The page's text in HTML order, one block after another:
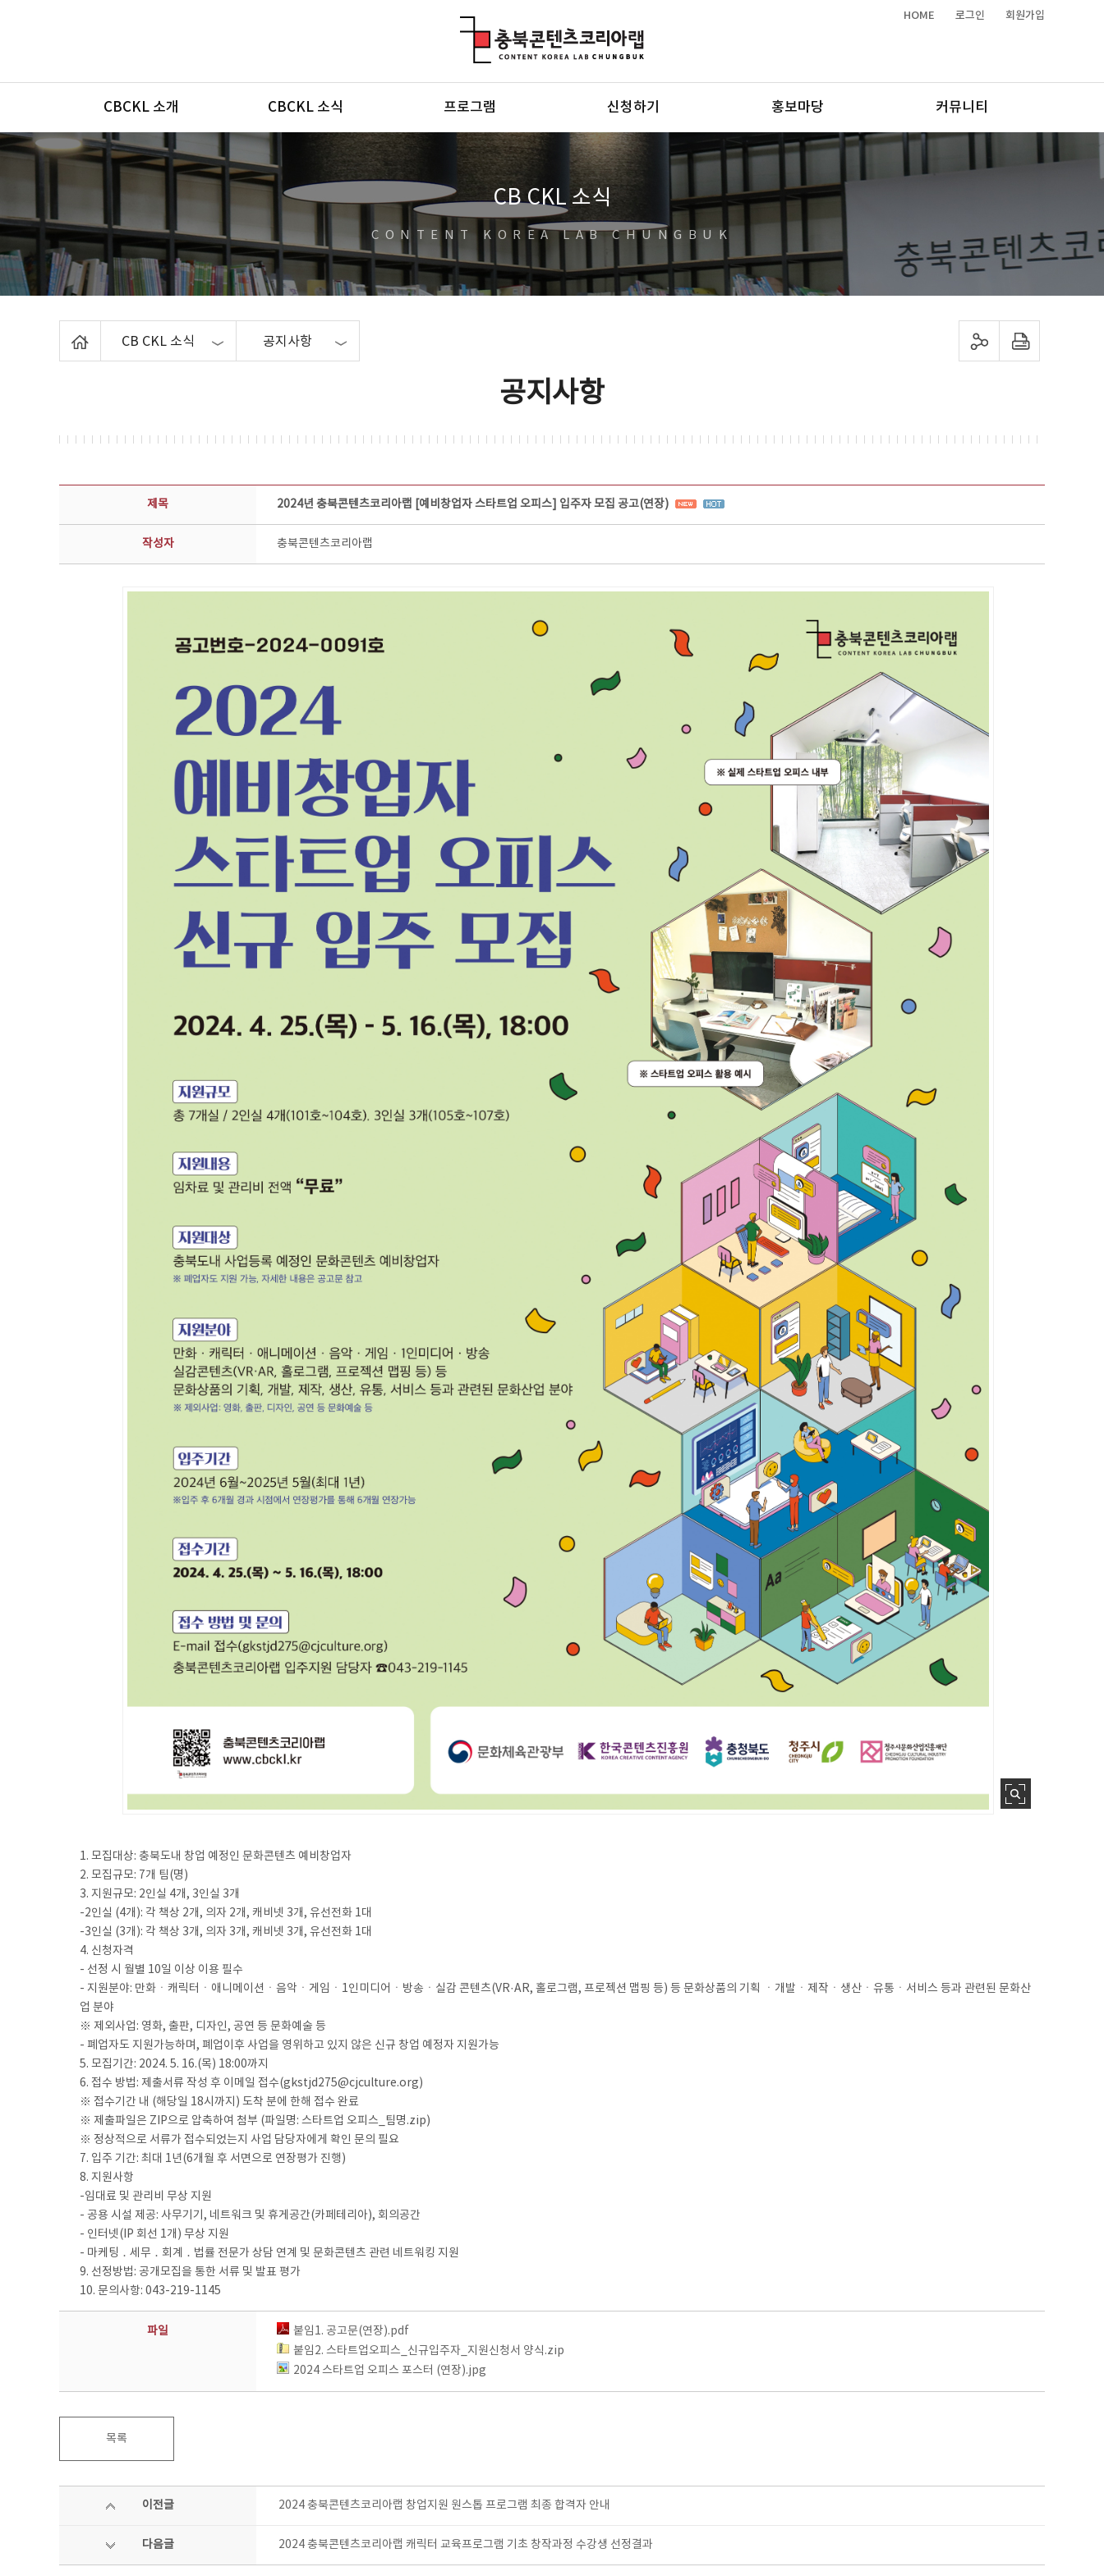
HOME 로그인 회원가입
메뉴
CBCKL 소개 CBCKL 소식 프로그램 신청하기 홍보마당 커뮤니티
CB CKL 소식
CONTENT KOREA LAB CHUNGBUK
CB CKL 소식 공지사항 sns 공유하기 프린트하기
공지사항
공지사항 상세보기 - 제목, 담당부서, 담당자, 담당연락처, 내용, 첨부파일 정보 제공
제목 2024년 충북콘텐츠코리아랩 [예비창업자 스타트업 오피스] 입주자 모집 공고(연장)
작성자 충북콘텐츠코리아랩
1. 모집대상: 충북도내 창업 예정인 문화콘텐츠 예비창업자
2. 모집규모: 7개 팀(명)
3. 지원규모: 2인실 4개, 3인실 3개
-2인실 (4개): 각 책상 2개, 의자 2개, 캐비넷 3개, 유선전화 1대
-3인실 (3개): 각 책상 3개, 의자 3개, 캐비넷 3개, 유선전화 1대
4. 신청자격
- 선정 시 월별 10일 이상 이용 필수
- 지원분야: 만화ㆍ캐릭터ㆍ애니메이션ㆍ음악ㆍ게임ㆍ1인미디어ㆍ방송ㆍ실감 콘텐츠(VR·AR, 홀로그램, 프로젝션 맵핑 등) 등 문화상품의 기획 ㆍ개발ㆍ제작ㆍ생산ㆍ유통ㆍ서비스 등과 관련된 문화산
업 분야
※ 제외사업: 영화, 출판, 디자인, 공연 등 문화예술 등
- 폐업자도 지원가능하며, 폐업이후 사업을 영위하고 있지 않은 신규 창업 예정자 지원가능
5. 모집기간: 2024. 5. 16.(목) 18:00까지
6. 접수 방법: 제출서류 작성 후 이메일 접수(gkstjd275@cjculture.org)
※ 접수기간 내 (해당일 18시까지) 도착 분에 한해 접수 완료
※ 제출파일은 ZIP으로 압축하여 첨부 (파일명: 스타트업 오피스_팀명.zip)
※ 정상적으로 서류가 접수되었는지 사업 담당자에게 확인 문의 필요
7. 입주 기간: 최대 1년(6개월 후 서면으로 연장평가 진행)
8. 지원사항
-임대료 및 관리비 무상 지원
- 공용 시설 제공: 사무기기, 네트워크 및 휴게공간(카페테리아), 회의공간
- 인터넷(IP 회선 1개) 무상 지원
- 마케팅 ․ 세무 ․ 회계 ․ 법률 전문가 상담 연계 및 문화콘텐츠 관련 네트워킹 지원
9. 선정방법: 공개모집을 통한 서류 및 발표 평가
10. 문의사항: 043-219-1145
파일
붙임1. 공고문(연장).pdf
붙임2. 스타트업오피스_신규입주자_지원신청서 양식.zip
2024 스타트업 오피스 포스터 (연장).jpg
목록
이전글 2024 충북콘텐츠코리아랩 창업지원 원스톱 프로그램 최종 합격자 안내
다음글 2024 충북콘텐츠코리아랩 캐릭터 교육프로그램 기초 창작과정 수강생 선정결과